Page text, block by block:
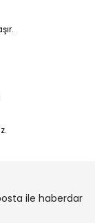
ile haberdar